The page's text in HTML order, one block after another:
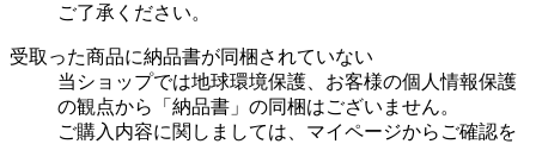
ご了承ください。
受取った商品に納品書が同梱されていない
当ショップでは地球環境保護、お客様の個人情報保護
の観点から「納品書」の同梱はございません。
ご購入内容に関しましては、マイページからご確認を